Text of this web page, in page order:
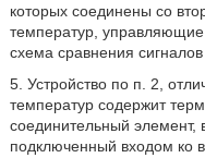
которых соединены со
температур,
схема сравнения
5. Устройство по п. 2,
температур содержит
соединительный элемент,
подключенный входом ко